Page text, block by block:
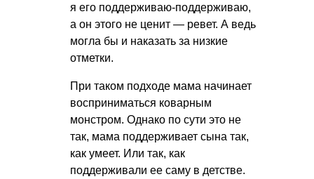
я его поддерживаю-поддерживаю,
а он этого не ценит — ревет. А ведь
могла бы и наказать за низкие
отметки.
При таком подходе мама начинает
восприниматься коварным
монстром. Однако по сути это не
так, мама поддерживает сына так,
как умеет. Или так, как
поддерживали ее саму в детстве.